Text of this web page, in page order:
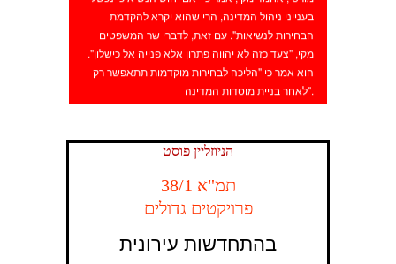
הבחירות לנשיאות". עם זאת, לדברי שר המשפטים
מקי, "צעד כזה לא יהווה פתרון אלא פנייה אל כישלון".
הוא אמר כי "הליכה לבחירות מוקדמות תתאפשר רק
לאחר בניית מוסדות המדינה".
הניוזליין פוסט
תמ"א 38/1
פרויקטים גדולים
בהתחדשות עירונית